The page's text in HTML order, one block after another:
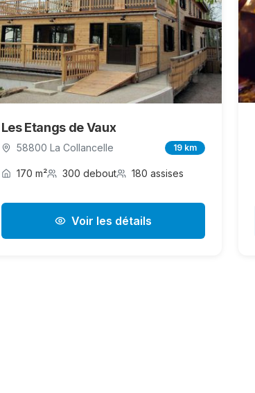
Les Etangs de Vaux
58800 La Collancelle 19 km
170 m² 300 debout 180 assises
Voir les détails